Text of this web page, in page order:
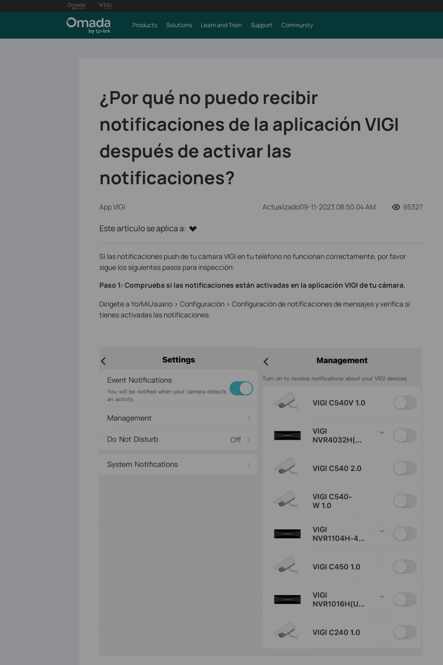
Products Solutions Learn and Train Support Community
¿Por qué no puedo recibir
notificaciones de la aplicación VIGI
después de activar las
notificaciones?
App VIGI Actualizado09-11-2023 08:50:04 AM 95327
Este artículo se aplica a:
Si las notificaciones push de tu cámara VIGI en tu teléfono no funcionan correctamente, por favor
sigue los siguientes pasos para inspección:
Paso 1: Comprueba si las notificaciones están activadas en la aplicación VIGI de tu cámara.
Dirigete a Yo/MiUsuario > Configuración > Configuración de notificaciones de mensajes y verifica si
tienes activadas las notificaciones.